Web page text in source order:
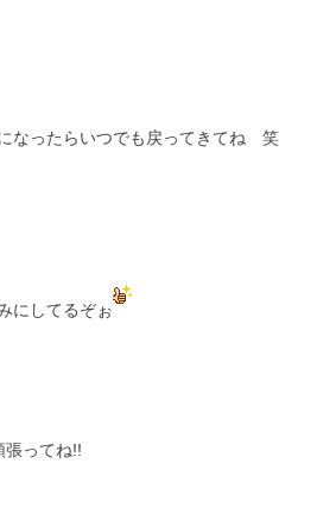
なったらいつでも戻ってきてね 笑
にしてるぞぉ
張ってね!!